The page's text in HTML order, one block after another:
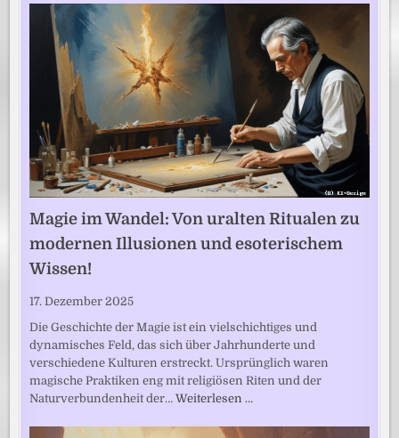
Magie im Wandel: Von uralten Ritualen zu
modernen Illusionen und esoterischem
Wissen!
17. Dezember 2025
Die Geschichte der Magie ist ein vielschichtiges und
dynamisches Feld, das sich über Jahrhunderte und
verschiedene Kulturen erstreckt. Ursprünglich waren
magische Praktiken eng mit religiösen Riten und der
Naturverbundenheit der…Weiterlesen …